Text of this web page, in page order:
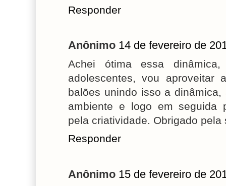
Responder
Anônimo 14 de fevereiro de
Achei ótima essa
adolescentes, vou
balões unindo isso a
ambiente e logo em seguida
pela criatividade. Obrigado pela
Responder
Anônimo 15 de fevereiro de